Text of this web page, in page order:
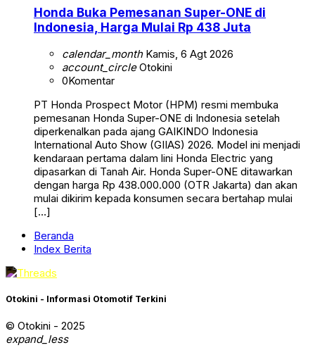
Honda Buka Pemesanan Super-ONE di
Indonesia, Harga Mulai Rp 438 Juta
calendar_monthKamis, 6 Agt 2026
account_circleOtokini
0Komentar
PT Honda Prospect Motor (HPM) resmi membuka
pemesanan Honda Super-ONE di Indonesia setelah
diperkenalkan pada ajang GAIKINDO Indonesia
International Auto Show (GIIAS) 2026. Model ini menjadi
kendaraan pertama dalam lini Honda Electric yang
dipasarkan di Tanah Air. Honda Super-ONE ditawarkan
dengan harga Rp 438.000.000 (OTR Jakarta) dan akan
mulai dikirim kepada konsumen secara bertahap mulai
[…]
Beranda
Index Berita
Otokini - Informasi Otomotif Terkini
© Otokini - 2025
expand_less